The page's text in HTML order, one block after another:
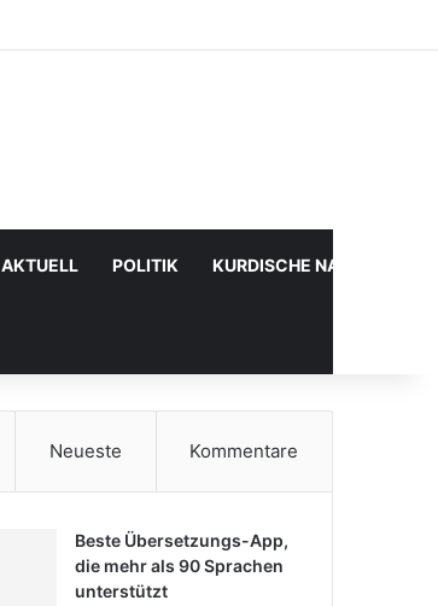
AKTUELL POLITIK KURDISCHE
Neueste Kommentare
Beste Übersetzungs-App,
die mehr als 90 Sprachen
unterstützt